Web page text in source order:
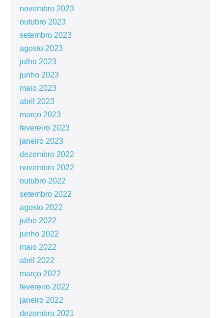
novembro 2023
outubro 2023
setembro 2023
agosto 2023
julho 2023
junho 2023
maio 2023
abril 2023
março 2023
fevereiro 2023
janeiro 2023
dezembro 2022
novembro 2022
outubro 2022
setembro 2022
agosto 2022
julho 2022
junho 2022
maio 2022
abril 2022
março 2022
fevereiro 2022
janeiro 2022
dezembro 2021